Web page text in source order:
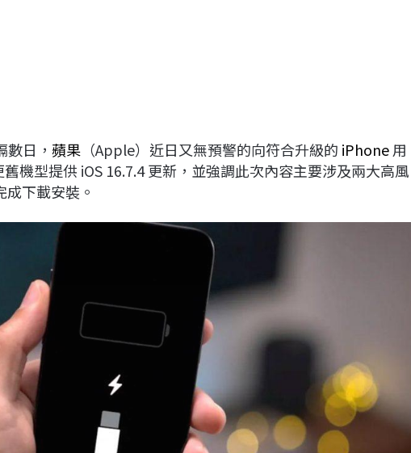
數日， 蘋果 （Apple）近日又無預警的向符合升級的 iPhone用
機型提供 iOS 16.7.4 更新，並強調此次內容主要涉及兩大高風
下載安裝。